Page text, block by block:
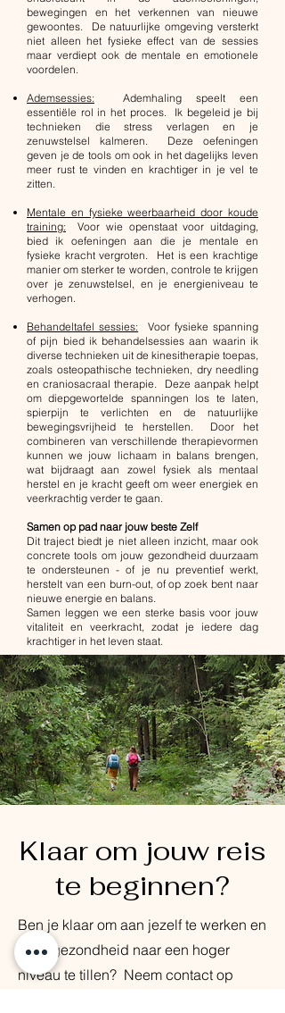
bewegingen en het verkennen van nieuwe
gewoontes. De natuurlijke omgeving versterkt
niet alleen het fysieke effect van de sessies
maar verdiept ook de mentale en emotionele
voordelen.
Ademsessies: Ademhaling speelt een
essentiële rol in het proces. Ik begeleid je bij
technieken die stress verlagen en je
zenuwstelsel kalmeren. Deze oefeningen
geven je de tools om ook in het dagelijks leven
meer rust te vinden en krachtiger in je vel te
zitten.
Mentale en fysieke weerbaarheid door koude
training: Voor wie openstaat voor uitdaging,
bied ik oefeningen aan die je mentale en
fysieke kracht vergroten. Het is een krachtige
manier om sterker te worden, controle te krijgen
over je zenuwstelsel, en je energieniveau te
verhogen.
Behandeltafel sessies: Voor fysieke spanning
of pijn bied ik behandelsessies aan waarin ik
diverse technieken uit de kinesitherapie toepas,
zoals osteopathische technieken, dry needling
en craniosacraal therapie. Deze aanpak helpt
om diepgewortelde spanningen los te laten,
spierpijn te verlichten en de natuurlijke
bewegingsvrijheid te herstellen. Door het
combineren van verschillende therapievormen
kunnen we jouw lichaam in balans brengen,
wat bijdraagt aan zowel fysiek als mentaal
herstel en je kracht geeft om weer energiek en
veerkrachtig verder te gaan.
Samen op pad naar jouw beste Zelf
Dit traject biedt je niet alleen inzicht, maar ook
concrete tools om jouw gezondheid duurzaam
te ondersteunen - of je nu preventief werkt,
herstelt van een burn-out, of op zoek bent naar
nieuwe energie en balans.
Samen leggen we een sterke basis voor jouw
vitaliteit en veerkracht, zodat je iedere dag
krachtiger in het leven staat.
Klaar om jouw reis
te beginnen?
Ben je klaar om aan jezelf te werken en
jouw gezondheid naar een hoger
niveau te tillen? Neem contact op